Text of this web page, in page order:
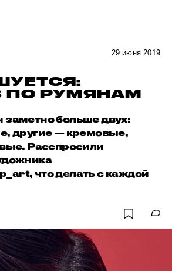
29 июня 2019
ПО РУМЯНАМ
больше двух:
другие — кремовые,
Расспросили
что делать с каждой